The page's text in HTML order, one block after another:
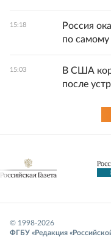
15:18
Россия
по
15:03
В США
после
© 1998-2026
ФГБУ «Редакция